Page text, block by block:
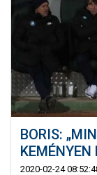
BORIS:
KEMÉNYEN
2020-02-24